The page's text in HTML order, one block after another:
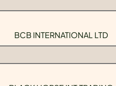
BCB INTERNATIONAL LTD